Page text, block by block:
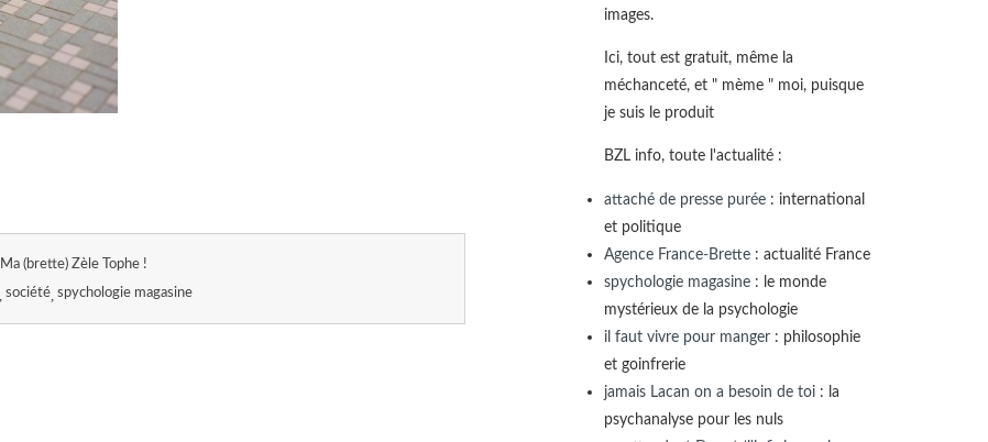
Ma (brette) Zèle Tophe !
société spychologie magasine
images.
Ici, tout est gratuit, même la
méchanceté, et " mème " moi, puisque
je suis le produit
BZL info, toute l'actualité :
attaché de presse purée : international
et politique
Agence France-Brette : actualité France
spychologie magasine : le monde
mystérieux de la psychologie
il faut vivre pour manger : philosophie
et goinfrerie
jamais Lacan on a besoin de toi : la
psychanalyse pour les nuls